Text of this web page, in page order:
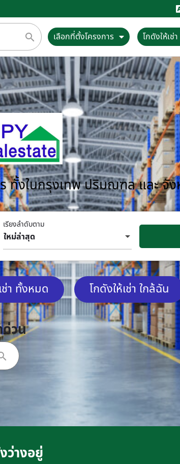
เลือกที่ตั้งโครงการ โกดังให้เช่า
ร ทั้งในกรุงเทพ ปริมณฑล และ
ใหม่ล่าสุด
เรียงลำดับตาม
ช่า ทั้งหมด โกดังให้เช่า ใกล้ฉัน
วน
ว่างอยู่